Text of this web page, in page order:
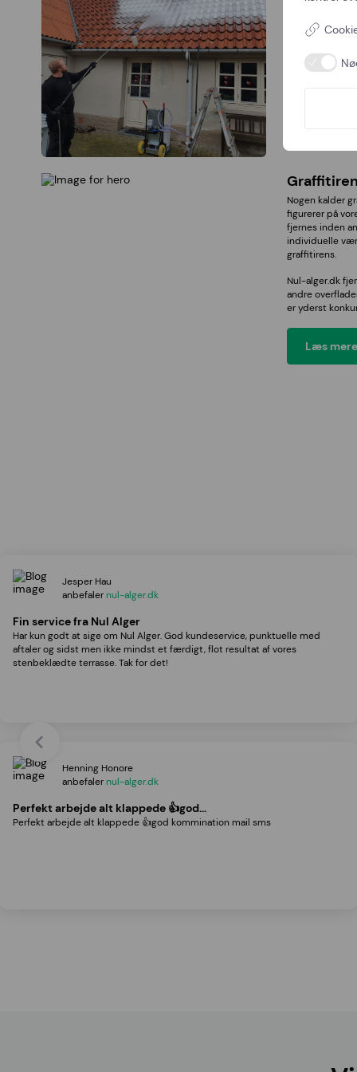
bekæmper
Læs
Nogen kalder
figurerer på
fjernes inden
individuelle
graffitirens.
Nul-alger.dk
andre
er yderst
Læs
Jesper Hau
anbefalernul-alger.dk
Fin service fra Nul Alger
Har kun godt at sige om Nul Alger. God kundeservice, punktuelle med
aftaler og sidst men ikke mindst et færdigt, flot resultat af vores
stenbeklædte terrasse. Tak for det!
Henning Honore
anbefalernul-alger.dk
Perfekt arbejde alt klappede 👍god…
Perfekt arbejde alt klappede 👍god kommination mail sms